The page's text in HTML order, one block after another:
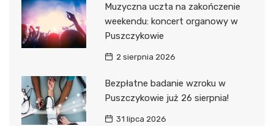
Muzyczna uczta na zakończenie
weekendu: koncert organowy w
Puszczykowie
2 sierpnia 2026
Bezpłatne badanie wzroku w
Puszczykowie już 26 sierpnia!
31 lipca 2026